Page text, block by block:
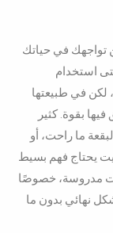
تواجهك في حياتك
استخدام
في طبيعتها
بقوة. كثير
ما راحت، أو
يحتاج فهم بسيط
مدروسة، خصوصًا
نهائي بدون ما